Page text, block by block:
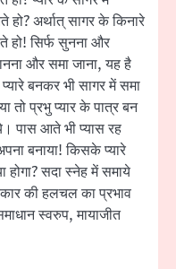
हो? अर्थात् सागर के किनारे
सिर्फ सुनना और
और समा जाना, यह है
बनकर भी सागर में समा
तो प्रभु प्यार के पात्र बन
पास आते भी प्यास रह
बनाया! किसके प्यारे
होगा? सदा स्नेह में समाये
की हलचल का प्रभाव
स्वरुप, मायाजीत